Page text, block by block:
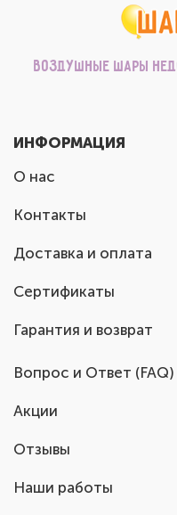
Воздушные шары
ИНФОРМАЦИЯ
О нас
Контакты
Доставка и оплата
Сертификаты
Гарантия и возврат
Вопрос и Ответ (FAQ)
Акции
Отзывы
Наши работы